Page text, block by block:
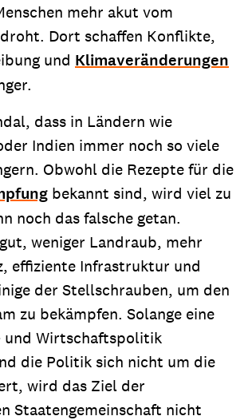
mehr akut vom
Dort schaffen Konflikte,
und Klimaveränderungen
dass in Ländern wie
Indien immer noch so viele
Obwohl die Rezepte für die
bekannt sind, wird viel zu
noch das falsche getan.
weniger Landraub, mehr
effiziente Infrastruktur und
der Stellschrauben, um den
zu bekämpfen. Solange eine
und Wirtschaftspolitik
die Politik sich nicht um die
wird das Ziel der
Staatengemeinschaft nicht